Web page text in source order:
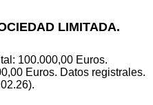
LIMITADA.
100.000,00 Euros.
Euros. Datos registrales.